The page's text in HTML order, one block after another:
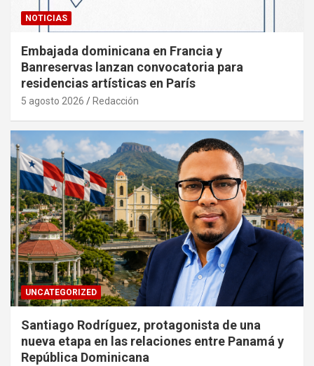
NOTICIAS
Embajada dominicana en Francia y
Banreservas lanzan convocatoria para
residencias artísticas en París
5 agosto 2026 Redacción
UNCATEGORIZED
Santiago Rodríguez, protagonista de una
nueva etapa en las relaciones entre Panamá y
República Dominicana